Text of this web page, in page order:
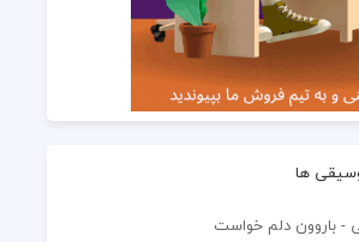
ها
- باروون دلم خواست